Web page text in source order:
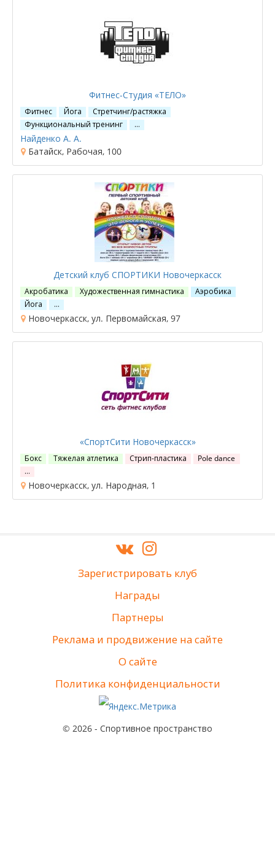
Фитнес-Студия «ТЕЛО»
Фитнес Йога
Стретчинг/растяжка
Функциональный тренинг
…
Найденко А. А.
Батайск, Рабочая, 100
Детский клуб СПОРТИКИ Новочеркасск
Акробатика Художественная гимнастика
Аэробика
Йога
…
Новочеркасск, ул. Первомайская, 97
«СпортСити Новочеркасск»
Бокс Тяжелая атлетика Стрип-пластика
Pole dance
…
Новочеркасск, ул. Народная, 1
Зарегистрировать клуб
Награды
Партнеры
Реклама и продвижение на сайте
О сайте
Политика конфиденциальности
© 2026 - Спортивное пространство